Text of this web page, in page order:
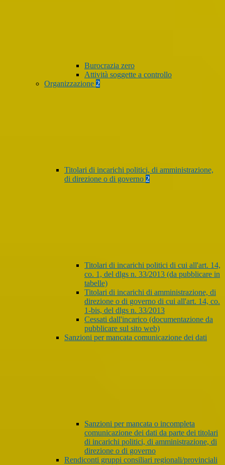
Burocrazia zero
Attività soggette a controllo
Organizzazione 2
Titolari di incarichi politici, di amministrazione,
di direzione o di governo 2
Titolari di incarichi politici di cui all'art. 14,
co. 1, del dlgs n. 33/2013 (da pubblicare in
tabelle)
Titolari di incarichi di amministrazione, di
direzione o di governo di cui all'art. 14, co.
1-bis, del dlgs n. 33/2013
Cessati dall'incarico (documentazione da
pubblicare sul sito web)
Sanzioni per mancata comunicazione dei dati
Sanzioni per mancata o incompleta
comunicazione dei dati da parte dei titolari
di incarichi politici, di amministrazione, di
direzione o di governo
Rendiconti gruppi consiliari regionali/provinciali